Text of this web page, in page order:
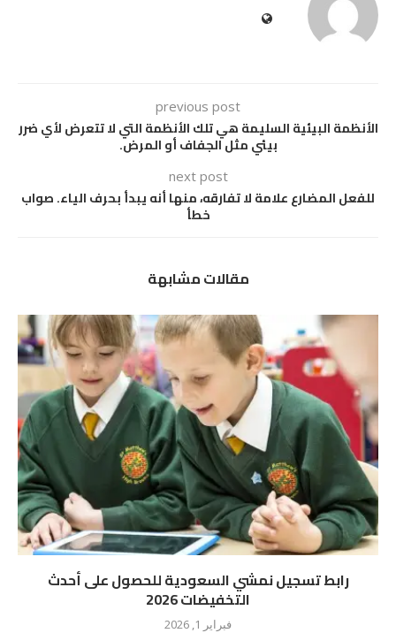
previous post
الأنظمة البيئية السليمة هي تلك الأنظمة التي لا تتعرض لأي ضرر
بيئي مثل الجفاف أو المرض.
next post
للفعل المضارع علامة لا تفارقه، منها أنه يبدأ بحرف الياء. صواب
خطأ
مقالات مشابهة
رابط تسجيل نمشي السعودية للحصول على أحدث
التخفيضات 2026
فبراير 1, 2026